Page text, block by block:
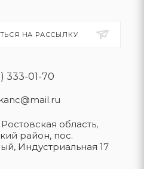
НА РАССЫЛКУ
333-01-70
Ростовская область​,
район, пос.
Индустриальная 17